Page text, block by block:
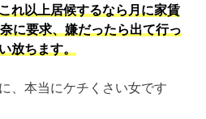
れ以上居候するなら月に家賃
に要求、嫌だったら出て行っ
放ちます。
、本当にケチくさい女です